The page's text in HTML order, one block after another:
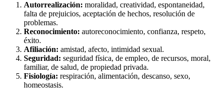
Autorrealización: moralidad, creatividad, espontaneidad,
falta de prejuicios, aceptación de hechos, resolución de
problemas.
Reconocimiento: autoreconocimiento, confianza, respeto,
éxito.
Afiliación: amistad, afecto, intimidad sexual.
Seguridad: seguridad física, de empleo, de recursos, moral,
familiar, de salud, de propiedad privada.
Fisiología: respiración, alimentación, descanso, sexo,
homeostasis.